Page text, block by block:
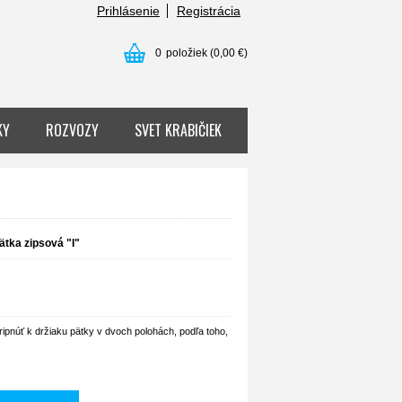
Prihlásenie Registrácia
0 položiek (0,00 €)
ROZVOZY SVET KRABIČIEK
zipsová "I"
k držiaku pätky v dvoch polohách, podľa toho,